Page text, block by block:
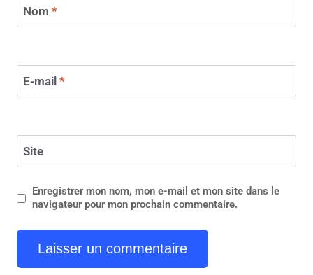
Nom *
E-mail *
Site
Enregistrer mon nom, mon e-mail et mon site dans le
navigateur pour mon prochain commentaire.